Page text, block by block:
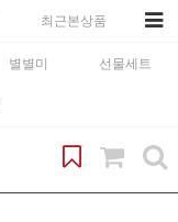
최근본상품
별별미 선물세트